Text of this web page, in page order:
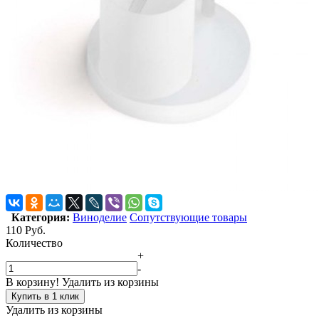
Категория: Виноделие Сопутствующие товары
110 Руб.
Количество
+
-
В корзину! Удалить из корзины
Купить в 1 клик
Удалить из корзины